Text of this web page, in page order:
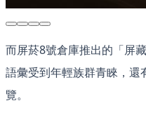
而屏菸8號倉庫推出的「屏
語彙受到年輕族群青睞，還
覽。